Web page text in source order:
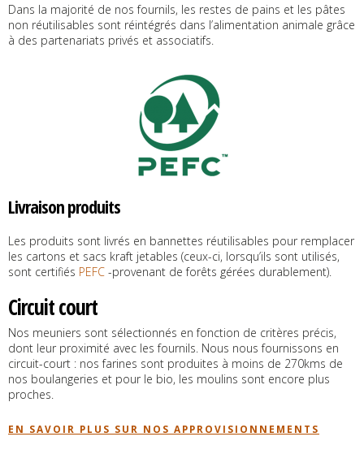
Dans la majorité de nos fournils, les restes de pains et les pâtes
non réutilisables sont réintégrés dans l’alimentation animale grâce
à des partenariats privés et associatifs.
Livraison produits
Les produits sont livrés en bannettes réutilisables pour remplacer
les cartons et sacs kraft jetables (ceux-ci, lorsqu’ils sont utilisés,
sont certifiés PEFC -provenant de forêts gérées durablement).
Circuit court
Nos meuniers sont sélectionnés en fonction de critères précis,
dont leur proximité avec les fournils. Nous nous fournissons en
circuit-court : nos farines sont produites à moins de 270kms de
nos boulangeries et pour le bio, les moulins sont encore plus
proches.
EN SAVOIR PLUS SUR NOS APPROVISIONNEMENTS